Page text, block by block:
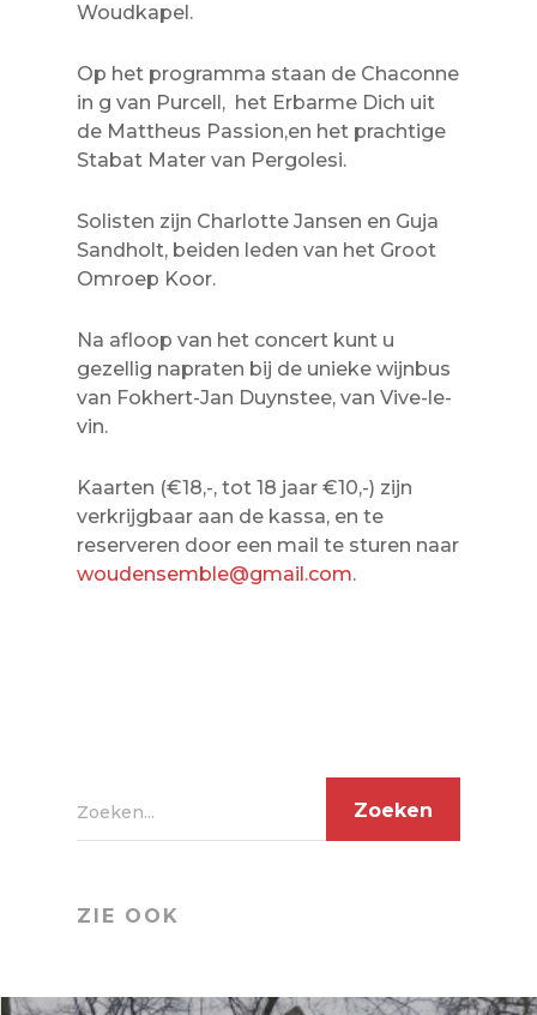
Woudkapel.
Op het programma staan de Chaconne
in g van Purcell, het Erbarme Dich uit
de Mattheus Passion,en het prachtige
Stabat Mater van Pergolesi.
Solisten zijn Charlotte Jansen en Guja
Sandholt, beiden leden van het Groot
Omroep Koor.
Na afloop van het concert kunt u
gezellig napraten bij de unieke wijnbus
van Fokhert-Jan Duynstee, van Vive-le-
vin.
Kaarten (€18,-, tot 18 jaar €10,-) zijn
verkrijgbaar aan de kassa, en te
reserveren door een mail te sturen naar
woudensemble@gmail.com.
Zoeken...
ZIE OOK